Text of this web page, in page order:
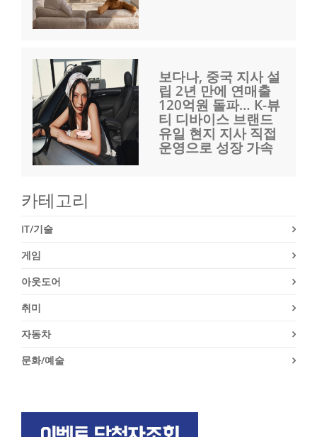
보다나, 중국 지사 설
립 2년 만에 연매출
120억원 돌파… K-뷰
티 디바이스 브랜드
유일 현지 지사 직접
운영으로 성장 가속
카테고리
IT/기술
게임
아웃도어
취미
자동차
문화/예술